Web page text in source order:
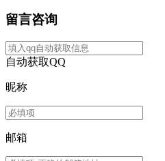
留言咨询
自动获取QQ
昵称
邮箱